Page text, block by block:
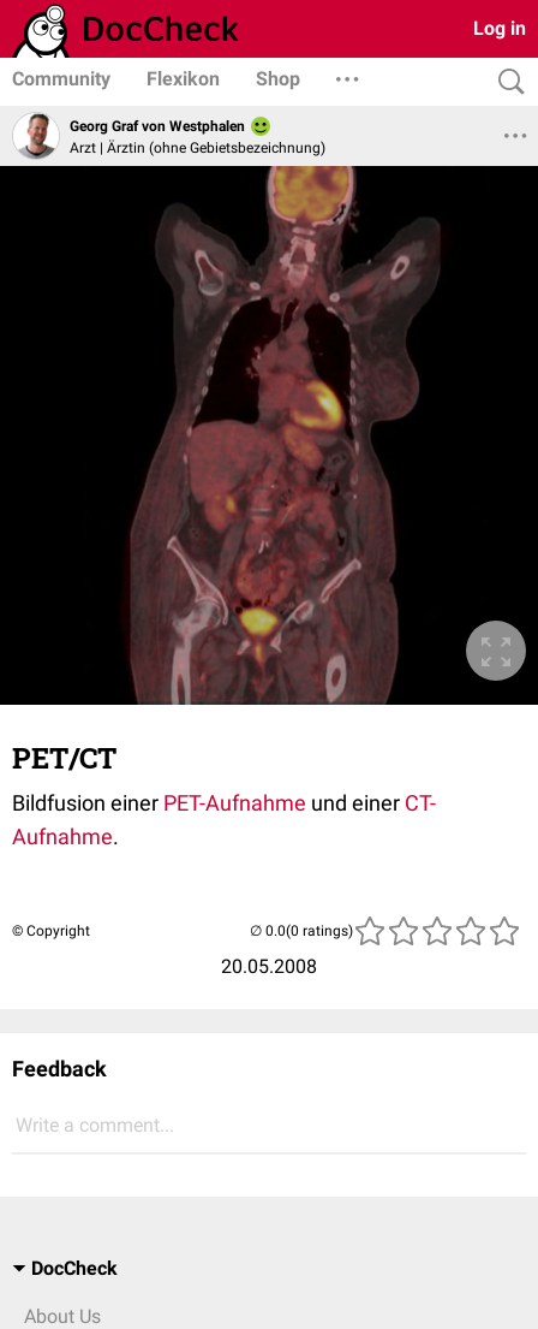
Log in
Community Flexikon Shop
Georg Graf von Westphalen
Arzt | Ärztin (ohne Gebietsbezeichnung)
PET/CT
Bildfusion einer PET-Aufnahme und einer CT-
Aufnahme.
© Copyright
20.05.2008
(0 ratings)
Feedback
Write a comment...
DocCheck
About Us